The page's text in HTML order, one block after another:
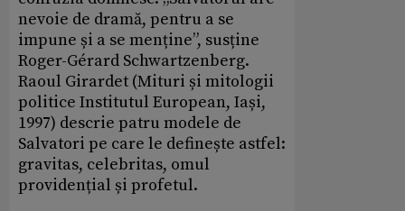
nevoie de dramă, pentru a se
impune și a se menține”, susține
Roger-Gérard Schwartzenberg.
Raoul Girardet (Mituri și mitologii
politice Institutul European, Iași,
1997) descrie patru modele de
Salvatori pe care le definește astfel:
gravitas, celebritas, omul
providențial și profetul.